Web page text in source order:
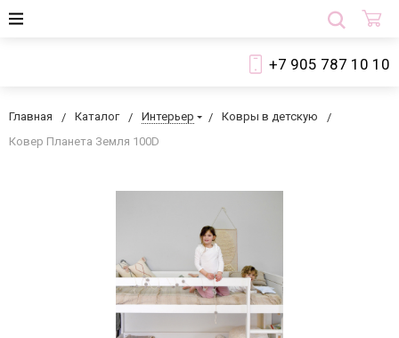
+7 905 787 10 10
Главная Каталог Интерьер
Ковры в детскую
Ковер Планета Земля 100D